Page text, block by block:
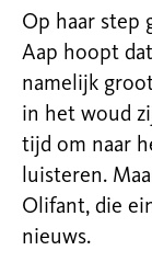
Op haar step
Aap hoopt
namelijk
in het woud
tijd om naar
luisteren.
Olifant, die
nieuws.